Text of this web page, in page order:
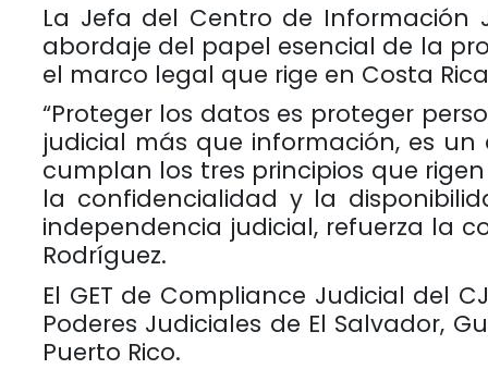
La Jefa del Centro de Información
abordaje del papel esencial de la
el marco legal que rige en Costa
“Proteger los datos es proteger
judicial más que información, es
cumplan los tres principios que
la confidencialidad y la
independencia judicial, refuerza la
Rodríguez.
El GET de Compliance Judicial del
Poderes Judiciales de El Salvador,
Puerto Rico.